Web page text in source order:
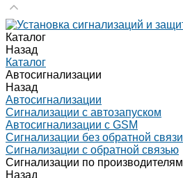
Каталог
Назад
Каталог
Автосигнализации
Назад
Автосигнализации
Сигнализации с автозапуском
Автосигнализации с GSM
Сигнализации без обратной связи
Сигнализации с обратной связью
Сигнализации по производителям
Назад